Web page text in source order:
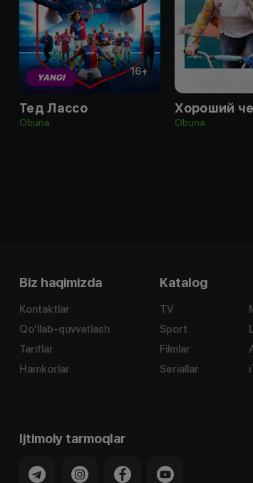
16+
YANGI
Тед Лассо
Obuna
Хороший
Obuna
Biz haqimizda
Kontaktlar
Qo'llab-quvvatlash
Tariflar
Hamkorlar
Katalog
TV
Sport
Filmlar
Seriallar
Ijtimoiy tarmoqlar